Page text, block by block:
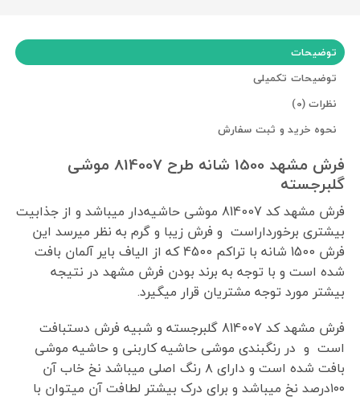
توضیحات
توضیحات تکمیلی
نظرات (0)
نحوه خرید و ثبت سفارش
فرش مشهد 1500 شانه طرح 814007 موشی
گلبرجسته
فرش‌ مشهد کد 814007 موشی حاشیه‌دار میباشد و از جذابیت
بیشتری برخورداراست و فرش زیبا و گرم به نظر میرسد این
فرش 1500 شانه با تراکم 4500 که از الیاف بایر آلمان بافت
شده است و با توجه به برند بودن فرش مشهد در نتیجه
بیشتر مورد توجه مشتریان قرار میگیرد.
فرش مشهد کد 814007 گلبرجسته و شبیه فرش دستبافت
است و در رنگبندی موشی حاشیه کاربنی و حاشیه موشی
بافت شده است و دارای ۸ رنگ اصلی میباشد نخ خاب آن
۱۰۰درصد نخ میباشد و برای درک بیشتر لطافت آن میتوان با